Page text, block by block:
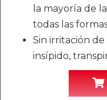
la mayoría de
todas las
Sin irritación
insípido,